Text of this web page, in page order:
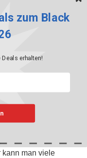
findet gleich nach
vom
kann man viele
zum Black
erhalten!